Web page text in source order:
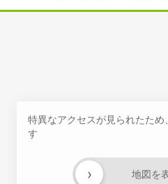
特異なアクセスが見られたため
す
地図を
›